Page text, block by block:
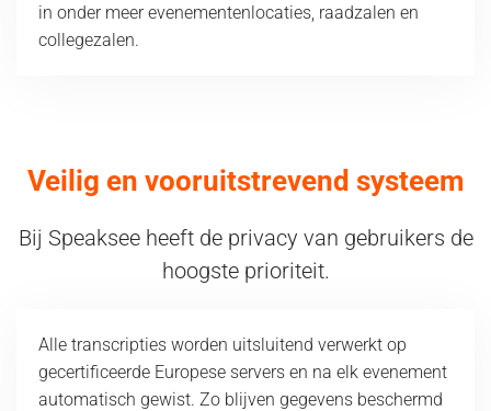
in onder meer evenementenlocaties, raadzalen en
collegezalen.
Veilig en vooruitstrevend systeem
Bij Speaksee heeft de privacy van gebruikers de
hoogste prioriteit.
Alle transcripties worden uitsluitend verwerkt op
gecertificeerde Europese servers en na elk evenement
automatisch gewist. Zo blijven gegevens beschermd